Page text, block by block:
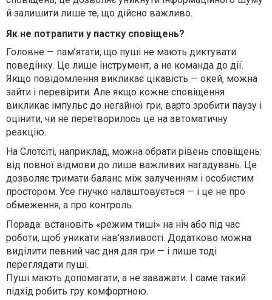
й залишити лише те, що дійсно важливо.
Як не потрапити у пастку сповіщень?
Головне — пам’ятати, що пуші не мають диктувати
поведінку. Це лише інструмент, а не команда до дії.
Якщо повідомлення викликає цікавість — окей, можна
зайти і перевірити. Але якщо кожне сповіщення
викликає імпульс до негайної гри, варто зробити паузу і
оцінити, чи не перетворилось це на автоматичну
реакцію.
На Слотсіті, наприклад, можна обрати рівень сповіщень:
від повної відмови до лише важливих нагадувань. Це
дозволяє тримати баланс між залученням і особистим
простором. Усе гнучко налаштовується — і це не про
обмеження, а про контроль.
Порада: встановіть «режим тиші» на ніч або під час
роботи, щоб уникати нав'язливості. Додатково можна
виділити певний час дня для гри — і лише тоді
переглядати пуші.
Пуші мають допомагати, а не заважати. І саме такий
підхід робить гру комфортною.